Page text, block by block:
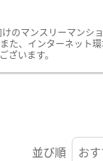
マンスリーマン
、インターネット
います。
並び順